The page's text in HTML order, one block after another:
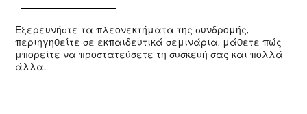
Εξερευνήστε τα πλεονεκτήματα της συνδρομής,
περιηγηθείτε σε εκπαιδευτικά σεμινάρια, μάθετε πώς
μπορείτε να προστατεύσετε τη συσκευή σας και πολλά
άλλα.